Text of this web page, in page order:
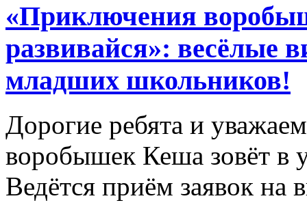
«Приключения
развивайся»: весёлые
младших школьников!
Дорогие ребята и
воробышек Кеша зовёт в
Ведётся приём заявок на